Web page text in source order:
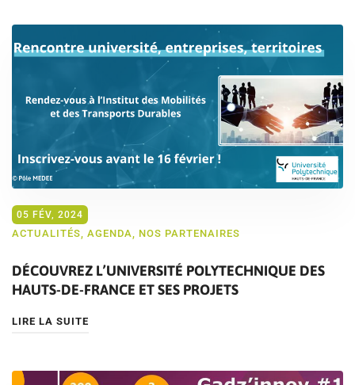
05 FÉV, 2024
ACTUALITÉS AGENDA NOS PARTENAIRES
DÉCOUVREZ L’UNIVERSITÉ POLYTECHNIQUE DES
HAUTS-DE-FRANCE ET SES PROJETS
LIRE LA SUITE